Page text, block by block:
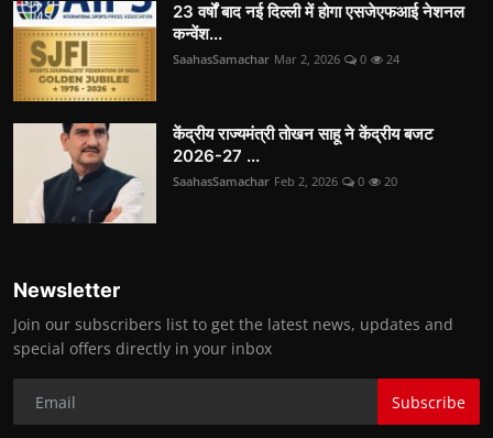
23 वर्षों बाद नई दिल्ली में होगा एसजेएफआई नेशनल
कन्वेंश...
SaahasSamachar Mar 2, 2026 0 24
केंद्रीय राज्यमंत्री तोखन साहू ने केंद्रीय बजट
2026-27 ...
SaahasSamachar Feb 2, 2026 0 20
Newsletter
Join our subscribers list to get the latest news, updates and
special offers directly in your inbox
Subscribe